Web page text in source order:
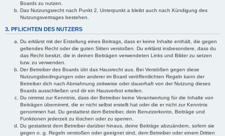
Boards zu nutzen.
Das Nutzungsrecht nach Punkt 2, Unterpunkt a bleibt auch nach Kündigung des
Nutzungsvertrages bestehen.
3. PFLICHTEN DES NUTZERS
Du erklärst mit der Erstellung eines Beitrags, dass er keine Inhalte enthält, die gegen
geltendes Recht oder die guten Sitten verstoßen. Du erklärst insbesondere, dass du
das Recht besitzt, die in deinen Beiträgen verwendeten Links und Bilder zu setzen
bzw. zu verwenden.
Der Betreiber des Boards übt das Hausrecht aus. Bei Verstößen gegen diese
Nutzungsbedingungen oder anderer im Board veröffentlichten Regeln kann der
Betreiber dich nach Abmahnung zeitweise oder dauerhaft von der Nutzung dieses
Boards ausschließen und dir ein Hausverbot erteilen.
Du nimmst zur Kenntnis, dass der Betreiber keine Verantwortung für die Inhalte von
Beiträgen übernimmt, die er nicht selbst erstellt hat oder die er nicht zur Kenntnis
genommen hat. Du gestattest dem Betreiber, dein Benutzerkonto, Beiträge und
Funktionen jederzeit zu löschen oder zu sperren.
Du gestattest dem Betreiber darüber hinaus, deine Beiträge abzuändern, sofern sie
gegen o. g. Regeln verstoßen oder geeignet sind, dem Betreiber oder einem Dritten